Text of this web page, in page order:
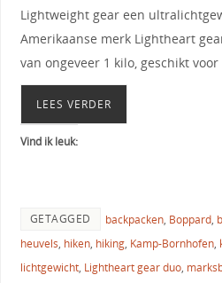
Lightweight gear een
Amerikaanse merk Lightheart
van ongeveer 1 kilo, geschikt voor
LEES VERDER
Vind ik leuk:
GETAGGED backpacken, Boppard,
heuvels, hiken, hiking, Kamp-Bornhofen,
lichtgewicht, Lightheart gear duo,